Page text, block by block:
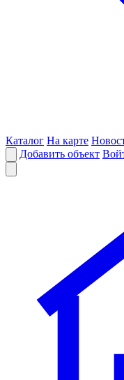
Каталог На карте
Добавить объект